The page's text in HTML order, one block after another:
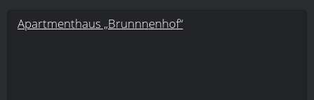
Apartmenthaus „Brunnnenhof“